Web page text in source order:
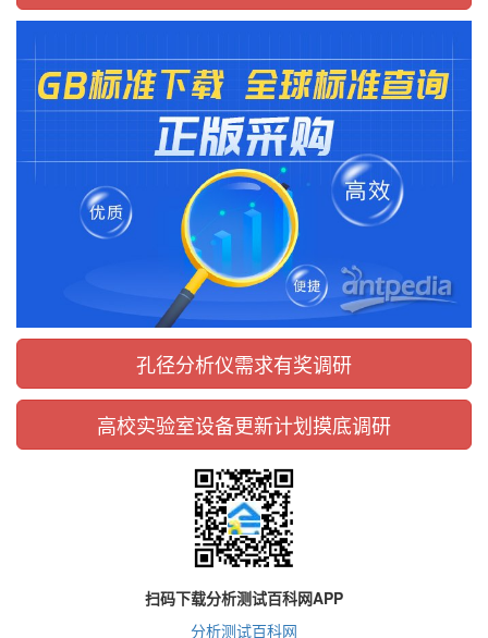
孔径分析仪需求有奖调研
高校实验室设备更新计划摸底调研
扫码下载分析测试百科网APP
分析测试百科网